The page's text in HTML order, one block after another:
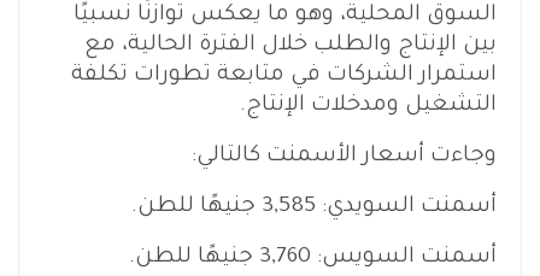
السوق المحلية، وهو ما يعكس توازنًا نسبيًا
بين الإنتاج والطلب خلال الفترة الحالية، مع
استمرار الشركات في متابعة تطورات تكلفة
التشغيل ومدخلات الإنتاج.
وجاءت أسعار الأسمنت كالتالي:
أسمنت السويدي: 3,585 جنيهًا للطن.
أسمنت السويس: 3,760 جنيهًا للطن.